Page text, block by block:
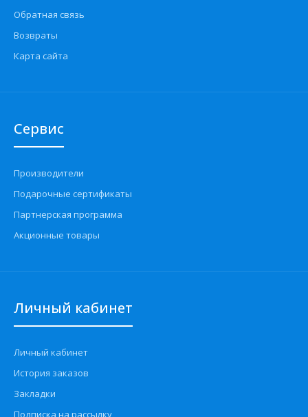
Обратная связь
Возвраты
Карта сайта
Сервис
Производители
Подарочные сертификаты
Партнерская программа
Акционные товары
Личный кабинет
Личный кабинет
История заказов
Закладки
Подписка на рассылку